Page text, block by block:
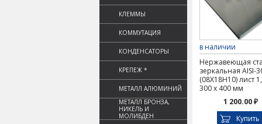
КЛЕММЫ
КОММУТАЦИЯ
КОНДЕНСАТОРЫ
КРЕПЕЖ *
МЕТАЛЛ АЛЮМИНИЙ
МЕТАЛЛ БРОНЗА,
НИКЕЛЬ И
МОЛИБДЕН
в наличии
Нержавеющая
зеркальная AISI-
(08Х18Н10) лист
300 х 400 мм
1 200.00 ₽
Купить